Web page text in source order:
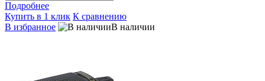
Подробнее
Купить в 1 клик К сравнению
В избранное
В наличии